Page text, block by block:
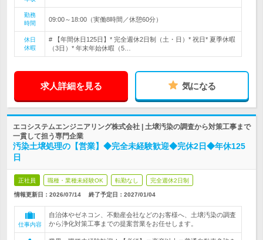
勤務
時間
09:00～18:00（実働8時間／休憩60分）
休日
休暇
# 【年間休日125日】* 完全週休2日制（土・日）* 祝日* 夏季休暇
（3日）* 年末年始休暇（5…
求人詳細を見る 気になる
エコシステムエンジニアリング株式会社 | 土壌汚染の調査から対策工事まで
一貫して担う専門企業
汚染土壌処理の【営業】◆完全未経験歓迎◆完休2日◆年休125
日
正社員 職種・業種未経験OK 転勤なし 完全週休2日制
情報更新日：2026/07/14 終了予定日： 2027/01/04
仕事内容
自治体やゼネコン、不動産会社などのお客様へ、土壌汚染の調査
から浄化対策工事までの提案営業をお任せします。